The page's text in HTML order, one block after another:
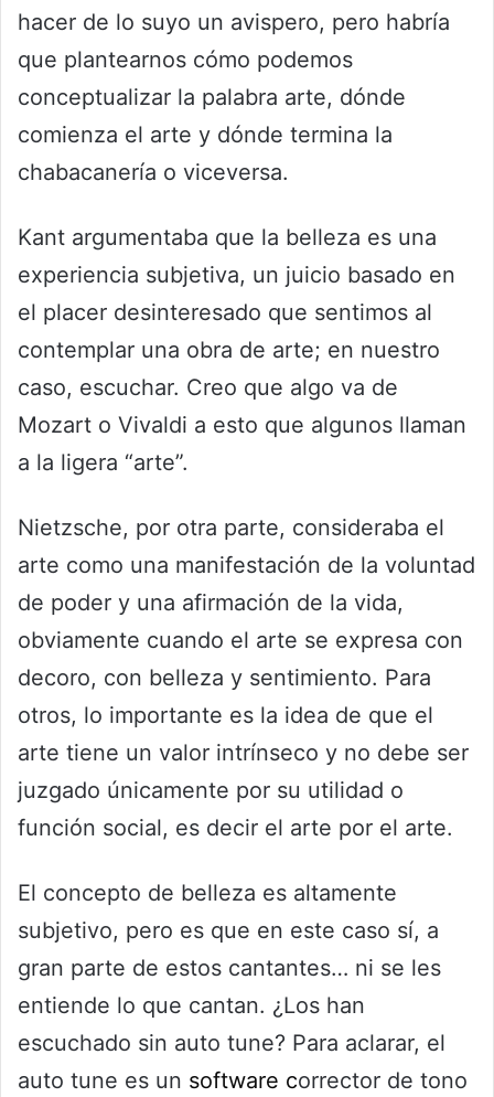
hacer de lo suyo un avispero, pero habría
que plantearnos cómo podemos
conceptualizar la palabra arte, dónde
comienza el arte y dónde termina la
chabacanería o viceversa.
Kant argumentaba que la belleza es una
experiencia subjetiva, un juicio basado en
el placer desinteresado que sentimos al
contemplar una obra de arte; en nuestro
caso, escuchar. Creo que algo va de
Mozart o Vivaldi a esto que algunos llaman
a la ligera “arte”.
Nietzsche, por otra parte, consideraba el
arte como una manifestación de la voluntad
de poder y una afirmación de la vida,
obviamente cuando el arte se expresa con
decoro, con belleza y sentimiento. Para
otros, lo importante es la idea de que el
arte tiene un valor intrínseco y no debe ser
juzgado únicamente por su utilidad o
función social, es decir el arte por el arte.
El concepto de belleza es altamente
subjetivo, pero es que en este caso sí, a
gran parte de estos cantantes… ni se les
entiende lo que cantan. ¿Los han
escuchado sin auto tune? Para aclarar, el
auto tune es un software corrector de tono